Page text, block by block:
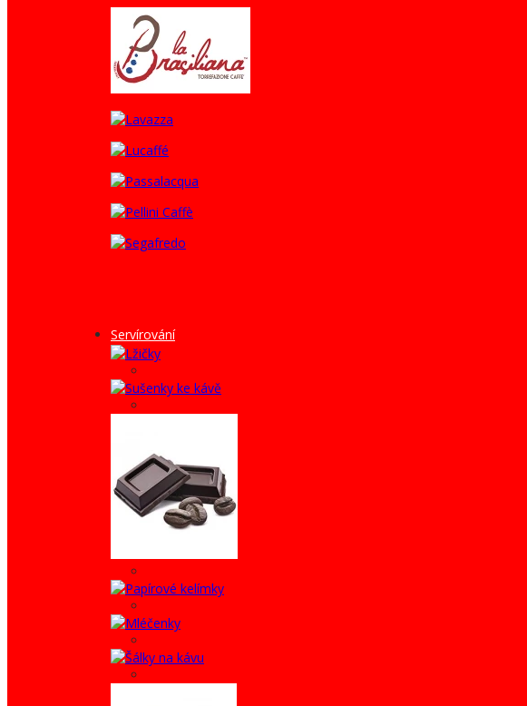
Servírování